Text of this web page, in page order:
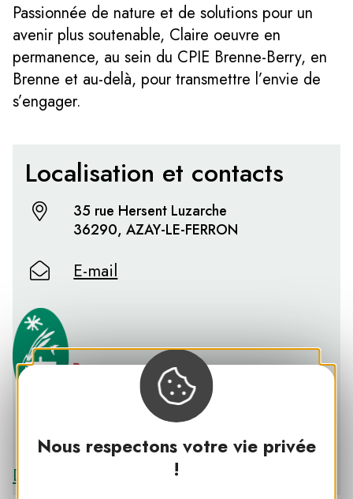
Nous respectons votre vie privée
!
Passionnée de nature et de solutions pour un
avenir plus soutenable, Claire oeuvre en
permanence, au sein du CPIE Brenne-Berry, en
Brenne et au-delà, pour transmettre l’envie de
s’engager.
Localisation et contacts
35 rue Hersent Luzarche
36290, AZAY-LE-FERRON
E-mail
PNR DE LA BRENNE
Découvrir le PNR DE LA BRENNE